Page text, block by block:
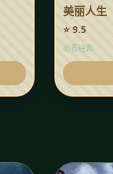
美丽人生
⭐ 9.5
必看经典